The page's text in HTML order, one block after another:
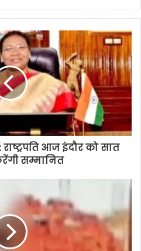
राष्ट्रपति आज इंदौर को सात
सम्मानित